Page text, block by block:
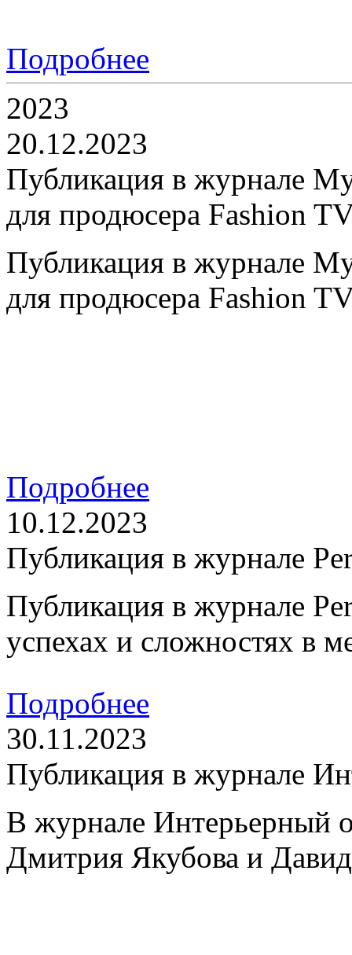
Подробнее
2023
20.12.2023
Публикация в журнале
для продюсера Fashion
Публикация в журнале
для продюсера Fashion
Подробнее
10.12.2023
Публикация в журнале
Публикация в журнале
успехах и сложностях в
Подробнее
30.11.2023
Публикация в журнале
В журнале Интерьерный
Дмитрия Якубова и